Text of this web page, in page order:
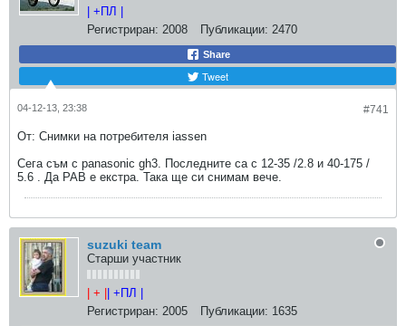
| +ПЛ |
Регистриран: 2008 Публикации: 2470
Share
Tweet
#741
04-12-13, 23:38
От: Снимки на потребителя iassen
Сега съм с panasonic gh3. Последните са с 12-35 /2.8 и 40-175 /
5.6 . Да РАВ е екстра. Така ще си снимам вече.
suzuki team
Старши участник
| + |
| +ПЛ |
Регистриран: 2005 Публикации: 1635